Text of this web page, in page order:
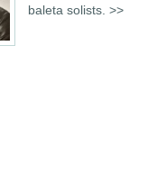
baleta solists. >>